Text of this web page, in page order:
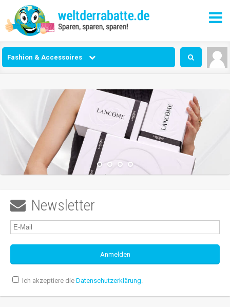
Fashion & Accessoires
 Newsletter
Ich akzeptiere die Datenschutzerklärung.